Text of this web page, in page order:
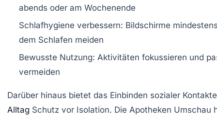
abends oder am Wochenende
Schlafhygiene verbessern: Bildschirme
dem Schlafen meiden
Bewusste Nutzung: Aktivitäten fokussieren und
vermeiden
Darüber hinaus bietet das Einbinden sozialer
Alltag Schutz vor Isolation. Die Apotheken Umschau